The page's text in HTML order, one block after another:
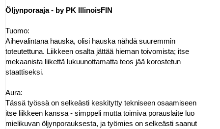
Öljynporaaja - by PK IllinoisFIN
Tuomo:
Aihevalintana hauska, olisi hauska nähdä suuremmin
toteutettuna. Liikkeen osalta jättää hieman toivomista; itse
mekaanista liikettä lukuunottamatta teos jää korostetun
staattiseksi.
Aura:
Tässä työssä on selkeästi keskitytty tekniseen osaamiseen
itse liikkeen kanssa - simppeli mutta toimiva porauslaite luo
mielikuvan öljynporauksesta, ja työmies on selkeästi saanut